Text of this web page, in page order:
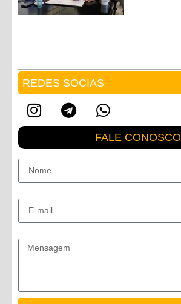
REDES SOCIAS
FALE CONOSCO